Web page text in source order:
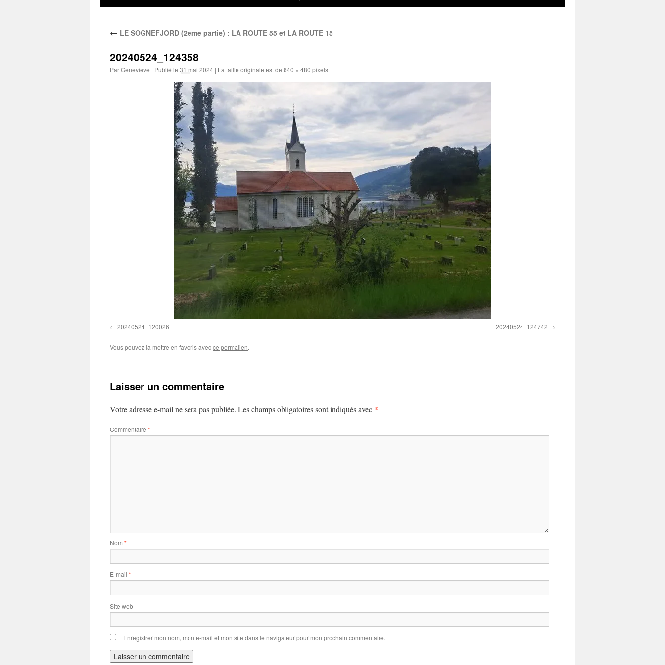
contenu
← LE SOGNEFJORD (2eme partie) : LA ROUTE 55 et LA ROUTE 15
20240524_124358
ParGenevieve | Publié le 31 mai 2024 | La taille originale est de 640 × 480 pixels
20240524_120026 20240524_124742
Vous pouvez la mettre en favoris avecce permalien.
Laisser un commentaire
Votre adresse e-mail ne sera pas publiée. Les champs obligatoires sont indiqués avec *
Commentaire *
Nom *
E-mail *
Site web
Enregistrer mon nom, mon e-mail et mon site dans le navigateur pour mon prochain commentaire.